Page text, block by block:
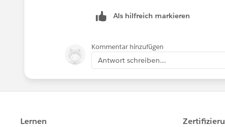
Als hilfreich markieren
Kommentar hinzufügen
Antwort schreiben...